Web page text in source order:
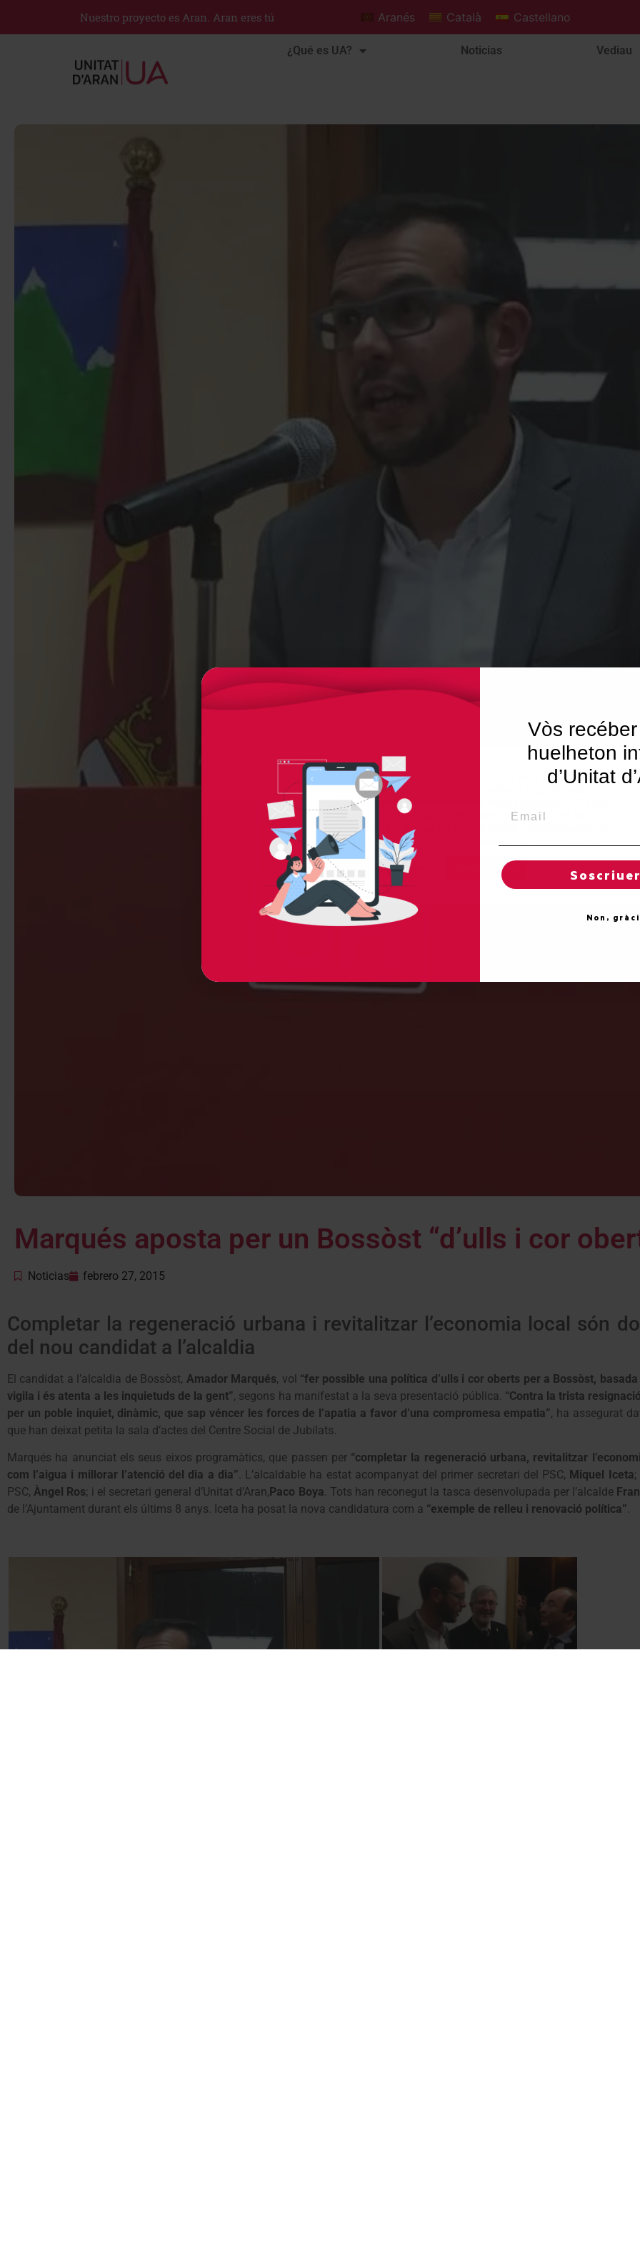
Nuestro proyecto es Aran. Aran eres tú Aranés Català Castellano
¿Qué es UA? Noticias Vediau
Marqués aposta per un Bossòst “d’ulls i cor
Noticias febrero 27, 2015
Completar la regeneració urbana i revitalitzar l’economia local són
del nou candidat a l’alcaldia
El candidat a l’alcaldia de Bossòst, Amador Marqués, vol “fer possible una política d’ulls i cor oberts per a Bossòst,
vigila i és atenta a les inquietuds de la gent”, segons ha manifestat a la seva presentació pública. “Contra la trista
per un poble inquiet, dinàmic, que sap véncer les forces de l’apatia a favor d’una compromesa empatia”, ha assegurat
que han deixat petita la sala d’actes del Centre Social de Jubilats.
Marqués ha anunciat els seus eixos programàtics, que passen per “completar la regeneració urbana, revitalitzar
com l’aigua i millorar l’atenció del dia a dia”. L’alcaldable ha estat acompanyat del primer secretari del PSC, Miquel Iceta
PSC,Àngel Ros; i el secretari general d’Unitat d’Aran, Paco Boya. Tots han reconegut la tasca desenvolupada per l’alcalde
de l’Ajuntament durant els últims 8 anys. Iceta ha posat la nova candidatura com a “exemple de relleu i renovació política”.
Utilizamos "cookies" en nuestro sitio web para dar al
usuario una experiencia personalizada y optimizada,
recordando sus preferencias y visitas regulares. Al hacer
clic en "Aceptar todas", acepta el uso de TODAS las
"cookies". Sin embargo, puede visitar "Configuración de
cookies" para concedir un consentimiento controlado.
Reglas de "cookies" Aceptar todas
Vòs
huelheton
d’Unitat
Non,